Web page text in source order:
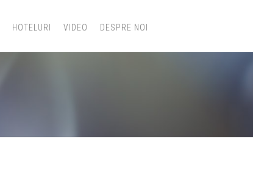
HOTELURI VIDEO DESPRE NOI